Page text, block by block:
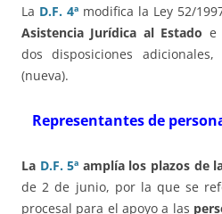
La D.F. 4ª modifica la Ley 52/
Asistencia Jurídica al Estado e
dos disposiciones
(nueva).
Representantes de
La D.F. 5ª amplía los plazos de
de 2 de junio, por la que se
procesal para el apoyo a las